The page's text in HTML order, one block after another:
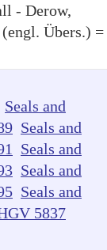
- Derow,
Übers.) =
Seals and
Seals and
Seals and
Seals and
Seals and
5837